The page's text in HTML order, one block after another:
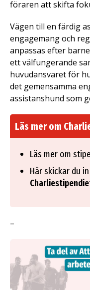
föraren att skifta
Vägen till en färdig
engagemang och
anpassas efter
ett välfungerande
huvudansvaret för
det gemensamma
assistanshund som
Läs mer om
Läs mer om
Här skickar du
–